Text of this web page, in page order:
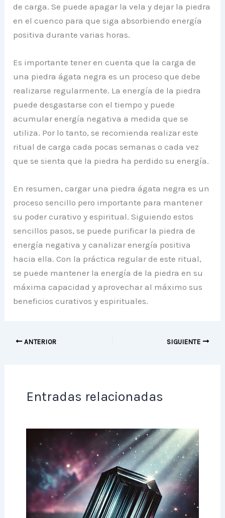
de carga. Se puede apagar la vela y dejar la piedra
en el cuenco para que siga absorbiendo energía
positiva durante varias horas.
Es importante tener en cuenta que la carga de
una piedra ágata negra es un proceso que debe
realizarse regularmente. La energía de la piedra
puede desgastarse con el tiempo y puede
acumular energía negativa a medida que se
utiliza. Por lo tanto, se recomienda realizar este
ritual de carga cada pocas semanas o cada vez
que se sienta que la piedra ha perdido su energía.
En resumen, cargar una piedra ágata negra es un
proceso sencillo pero importante para mantener
su poder curativo y espiritual. Siguiendo estos
sencillos pasos, se puede purificar la piedra de
energía negativa y canalizar energía positiva
hacia ella. Con la práctica regular de este ritual,
se puede mantener la energía de la piedra en su
máxima capacidad y aprovechar al máximo sus
beneficios curativos y espirituales.
ANTERIOR SIGUIENTE
Entradas relacionadas